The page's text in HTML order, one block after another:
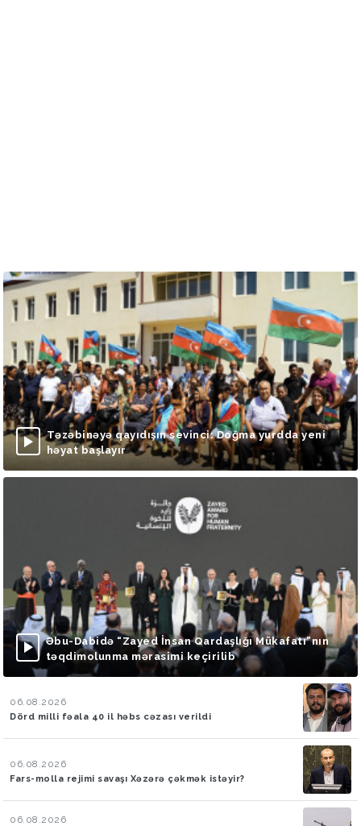
Təzəbinəyə qayıdışın sevinci: Doğma yurdda yeni
həyat başlayır
Əbu-Dabidə “Zayed İnsan Qardaşlığı Mükafatı”nın
təqdimolunma mərasimi keçirilib
06.08.2026
Dörd milli fəala 40 il həbs cəzası verildi
06.08.2026
Fars-molla rejimi savaşı Xəzərə çəkmək istəyir?
06.08.2026